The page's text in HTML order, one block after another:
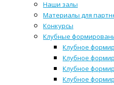
Наши залы
Материалы для
Конкурсы
Клубные
Клубное
Клубное
Клубное
Клубное